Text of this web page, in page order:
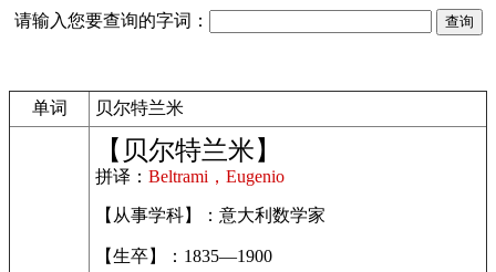
请输入您要查询的字词：
单词 贝尔特兰米
【贝尔特兰米】
拼译： Beltrami，Eugenio
【从事学科】：意大利数学家
【生卒】：1835—1900